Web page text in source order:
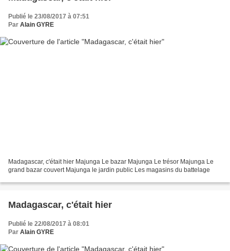
Publié le 23/08/2017 à 07:51
Par Alain GYRE
Madagascar, c'était hier Majunga Le bazar Majunga Le trésor Majunga Le
grand bazar couvert Majunga le jardin public Les magasins du battelage
Madagascar, c'était hier
Publié le 22/08/2017 à 08:01
Par Alain GYRE